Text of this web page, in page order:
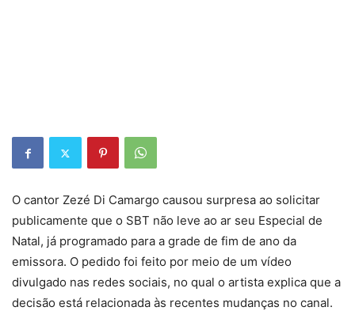
O cantor Zezé Di Camargo causou surpresa ao solicitar
publicamente que o SBT não leve ao ar seu Especial de
Natal, já programado para a grade de fim de ano da
emissora. O pedido foi feito por meio de um vídeo
divulgado nas redes sociais, no qual o artista explica que a
decisão está relacionada às recentes mudanças no canal.